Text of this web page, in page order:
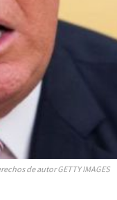
de autor GETTY IMAGES